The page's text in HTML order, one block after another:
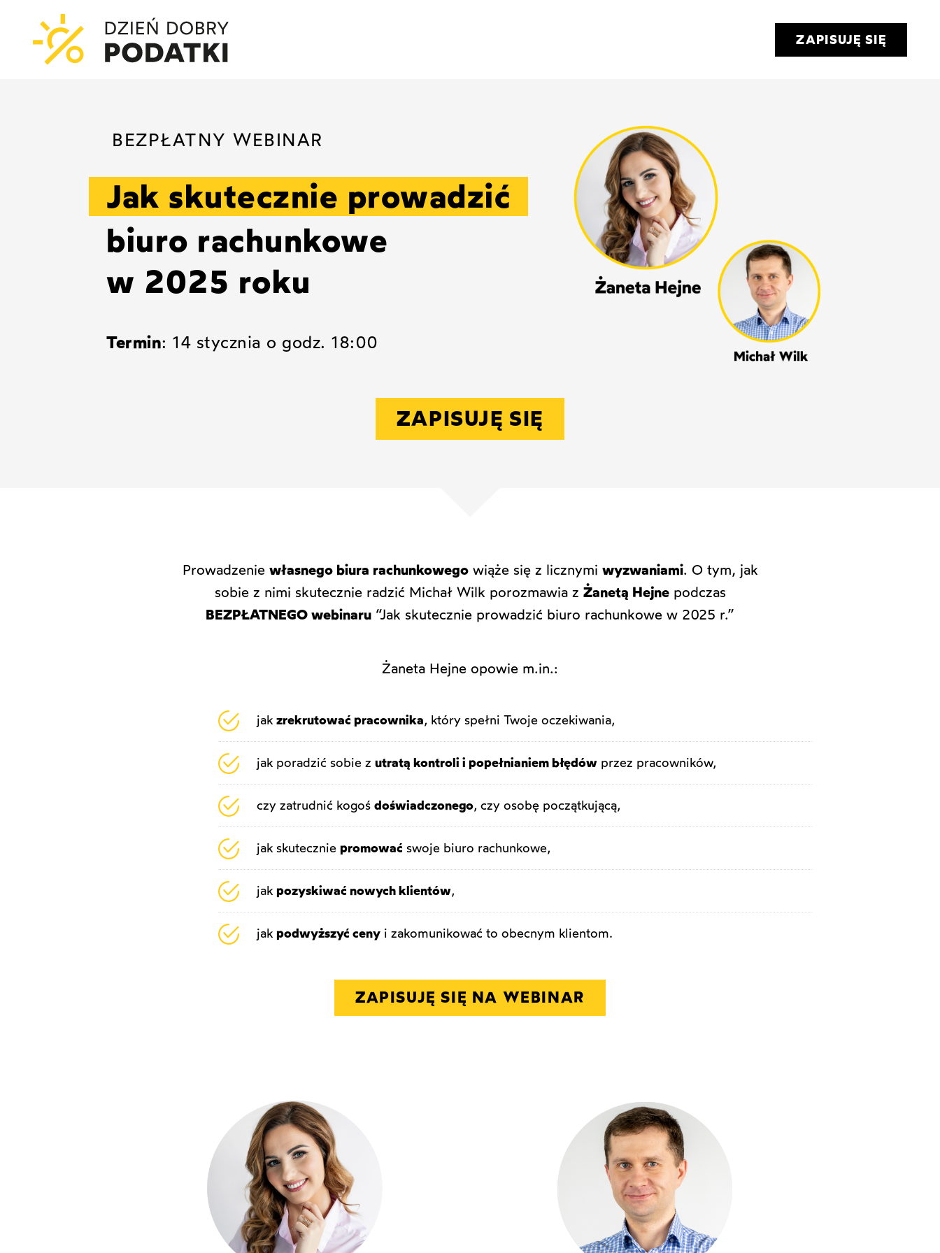
ZAPISUJĘ SIĘ
BEZPŁATNY WEBINAR
Jak skutecznie prowadzić
biuro rachunkowe
w 2025 roku
Termin: 14 stycznia o godz. 18:00
ZAPISUJĘ SIĘ
Prowadzenie własnego biura rachunkowegowiąże się z licznymi wyzwaniami. O tym, jak
sobie z nimi skutecznie radzić Michał Wilk porozmawia z Żanetą Hejnepodczas
BEZPŁATNEGO webinaru “Jak skutecznie prowadzić biuro rachunkowe w 2025 r.”
Żaneta Hejne opowie m.in.:
jak zrekrutować pracownika, który spełni Twoje oczekiwania,
jak poradzić sobie z utratą kontroli i popełnianiem błędówprzez pracowników,
czy zatrudnić kogoś doświadczonego, czy osobę początkującą,
jak skutecznie promować swoje biuro rachunkowe,
jak pozyskiwać nowych klientów,
jak podwyższyć cenyi zakomunikować to obecnym klientom.
ZAPISUJĘ SIĘ NA WEBINAR